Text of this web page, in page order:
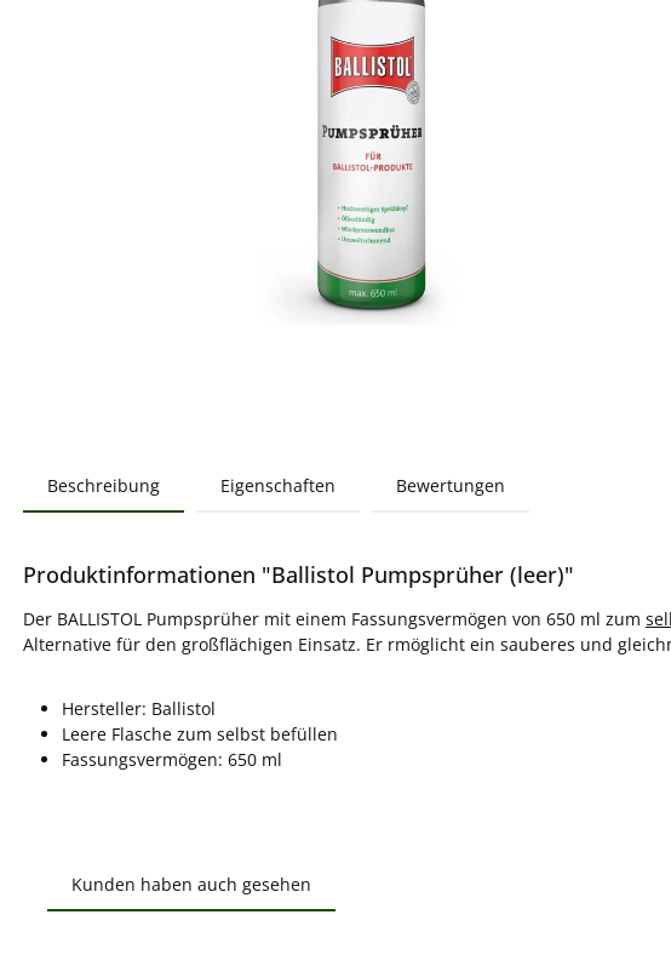
Beschreibung Eigenschaften Bewertungen
Produktinformationen "Ballistol Pumpsprüher (leer)"
Der BALLISTOL Pumpsprüher mit einem Fassungsvermögen von 650 ml zum
Alternative für den großflächigen Einsatz. Er rmöglicht ein sauberes und
Hersteller: Ballistol
Leere Flasche zum selbst befüllen
Fassungsvermögen: 650 ml
Kunden haben auch gesehen